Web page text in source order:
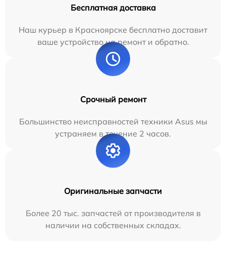
Бесплатная доставка
Наш курьер в Красноярске бесплатно доставит
ваше устройство на ремонт и обратно.
Срочный ремонт
Большинство неисправностей техники Asus мы
устраняем в течение 2 часов.
Оригинальные запчасти
Более 20 тыс. запчастей от производителя в
наличии на собственных складах.